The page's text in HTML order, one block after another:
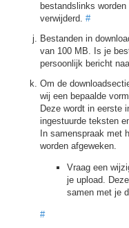
bestandslinks
verwijderd. #
Bestanden in
van 100 MB. Is je
persoonlijk bericht
Om de
wij een bepaalde
Deze wordt in eerste
ingestuurde teksten
In samenspraak met
worden afgeweken.
Vraag een
je upload.
samen met je
#